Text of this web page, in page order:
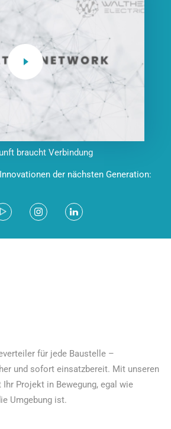
braucht Verbindung
der nächsten Generation:
für jede Baustelle –
und sofort einsatzbereit. Mit unseren
Ihr Projekt in Bewegung, egal wie
Umgebung ist.